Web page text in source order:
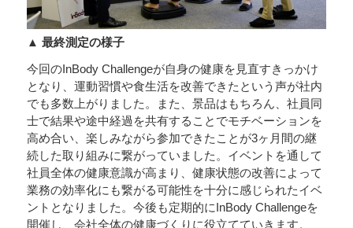
▲ 最終測定の様子
今回のInBody Challengeが自身の健康を見直すきっかけ
となり、運動習慣や食生活を改善できたという声が社内
でも多数上がりました。また、景品はもちろん、社員同
士で結果や途中経過を共有することでモチベーションを
高め合い、楽しみながら参加できたことが3ヶ月間の継
続した取り組みに繋がっていました。イベントを通して
社員全体の健康意識が高まり、健康状態の改善によって
業務の効率化にも繋がる可能性を十分に感じられたイベ
ントとなりました。今後も定期的にInBody Challengeを
開催し、会社全体の健康づくりに役立てていきます。